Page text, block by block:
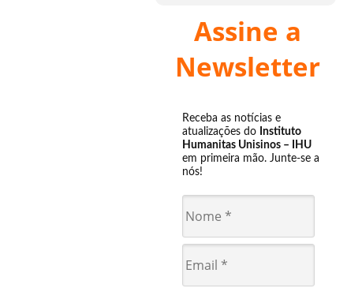
Assine a
Newsletter
Receba as notícias e
atualizações do Instituto
Humanitas Unisinos – IHU
em primeira mão. Junte-se a
nós!